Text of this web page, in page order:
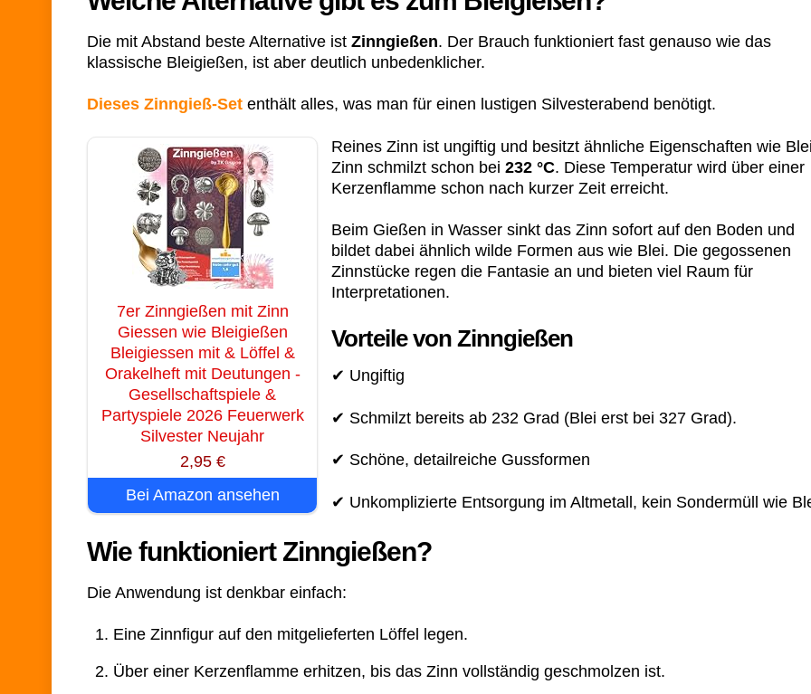
Die mit Abstand beste Alternative ist Zinngießen. Der Brauch funktioniert fast genauso wie das
klassische Bleigießen, ist aber deutlich unbedenklicher.
Dieses Zinngieß-Setenthält alles, was man für einen lustigen Silvesterabend benötigt.
7er Zinngießen mit Zinn
Giessen wie Bleigießen
Bleigiessen mit & Löffel &
Orakelheft mit Deutungen -
Gesellschaftspiele &
Partyspiele 2026 Feuerwerk
Silvester Neujahr
2,95 €
Bei Amazon ansehen
Reines Zinn ist ungiftig und besitzt ähnliche Eigenschaften wie
Zinn schmilzt schon bei232 °C. Diese Temperatur wird über einer
Kerzenflamme schon nach kurzer Zeit erreicht.
Beim Gießen in Wasser sinkt das Zinn sofort auf den Boden und
bildet dabei ähnlich wilde Formen aus wie Blei. Die gegossenen
Zinnstücke regen die Fantasie an und bieten viel Raum für
Interpretationen.
Vorteile von Zinngießen
✔ Ungiftig
✔ Schmilzt bereits ab 232 Grad (Blei erst bei 327 Grad).
✔ Schöne, detailreiche Gussformen
✔ Unkomplizierte Entsorgung im Altmetall, kein Sondermüll wie
Wie funktioniert Zinngießen?
Die Anwendung ist denkbar einfach:
Eine Zinnfigur auf den mitgelieferten Löffel legen.
Über einer Kerzenflamme erhitzen, bis das Zinn vollständig geschmolzen ist.